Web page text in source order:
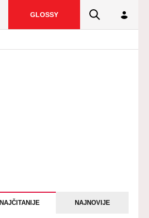
GLOSSY
NAJČITANIJE NAJNOVIJE